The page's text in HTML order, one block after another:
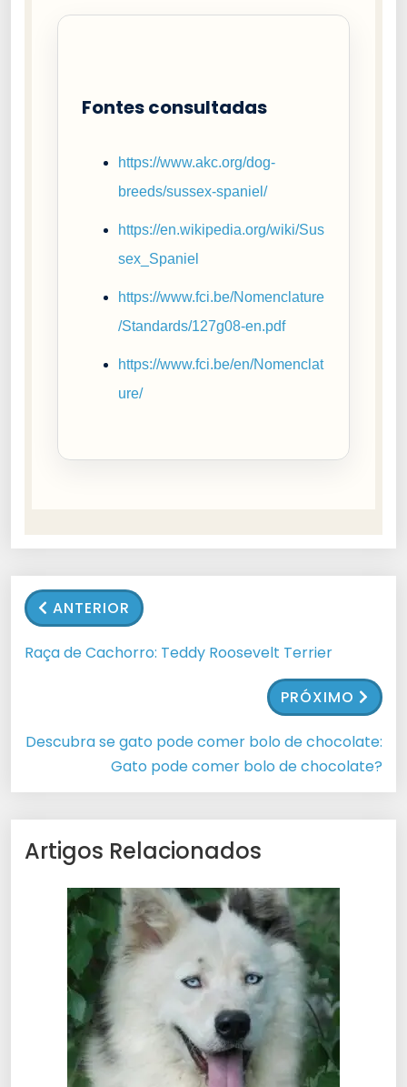
Fontes consultadas
https://www.akc.org/dog-
breeds/sussex-spaniel/
https://en.wikipedia.org/wiki/Sus
sex_Spaniel
https://www.fci.be/Nomenclature
/Standards/127g08-en.pdf
https://www.fci.be/en/Nomenclat
ure/
ANTERIOR
Raça de Cachorro: Teddy Roosevelt Terrier
PRÓXIMO
Descubra se gato pode comer bolo de chocolate:
Gato pode comer bolo de chocolate?
Artigos Relacionados